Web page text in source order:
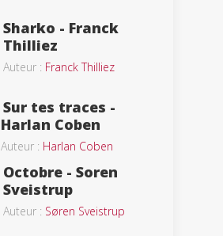
Sharko - Franck
Thilliez
Auteur : Franck Thilliez
Sur tes traces -
Harlan Coben
Auteur : Harlan Coben
Octobre - Soren
Sveistrup
Auteur : Søren Sveistrup